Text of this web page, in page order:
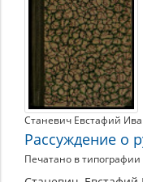
Станевич Евстафий
Рассуждение о
Печатано в